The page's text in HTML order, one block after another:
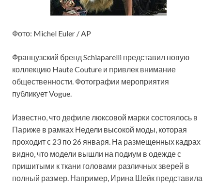
Фото: Michel Euler / AP
Французский бренд Schiaparelli представил новую
коллекцию Haute Couture и привлек внимание
общественности. Фотографии мероприятия
публикует Vogue.
Известно, что дефиле люксовой марки состоялось в
Париже в рамках Недели высокой моды, которая
проходит с 23 по 26 января. На размещенных кадрах
видно, что модели вышли на подиум в одежде с
пришитыми к ткани головами различных зверей в
полный размер. Например, Ирина Шейк представила